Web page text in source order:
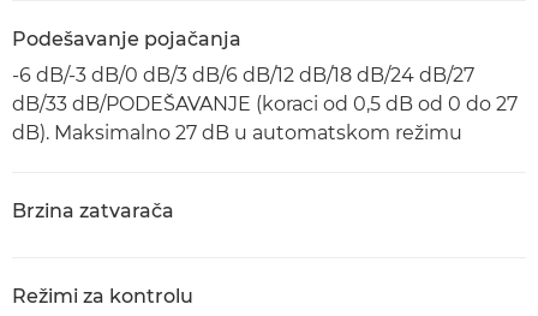
Podešavanje pojačanja
-6 dB/-3 dB/0 dB/3 dB/6 dB/12 dB/18 dB/24 dB/27
dB/33 dB/PODEŠAVANJE (koraci od 0,5 dB od 0 do 27
dB). Maksimalno 27 dB u automatskom režimu
Brzina zatvarača
Režimi za kontrolu